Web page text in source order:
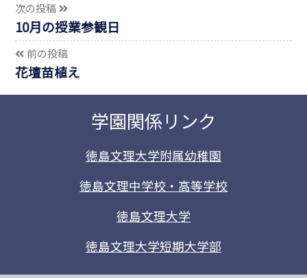
次の投稿
10月の授業参観日
前の投稿
花壇苗植え
学園関係リンク
徳島文理大学附属幼稚園
徳島文理中学校・高等学校
徳島文理大学
徳島文理大学短期大学部